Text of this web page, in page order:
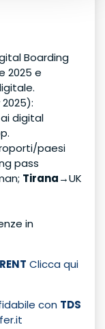
Boarding
2025 e
digital
paesi
pass
Tirana→UK
in
Clicca qui
con TDS